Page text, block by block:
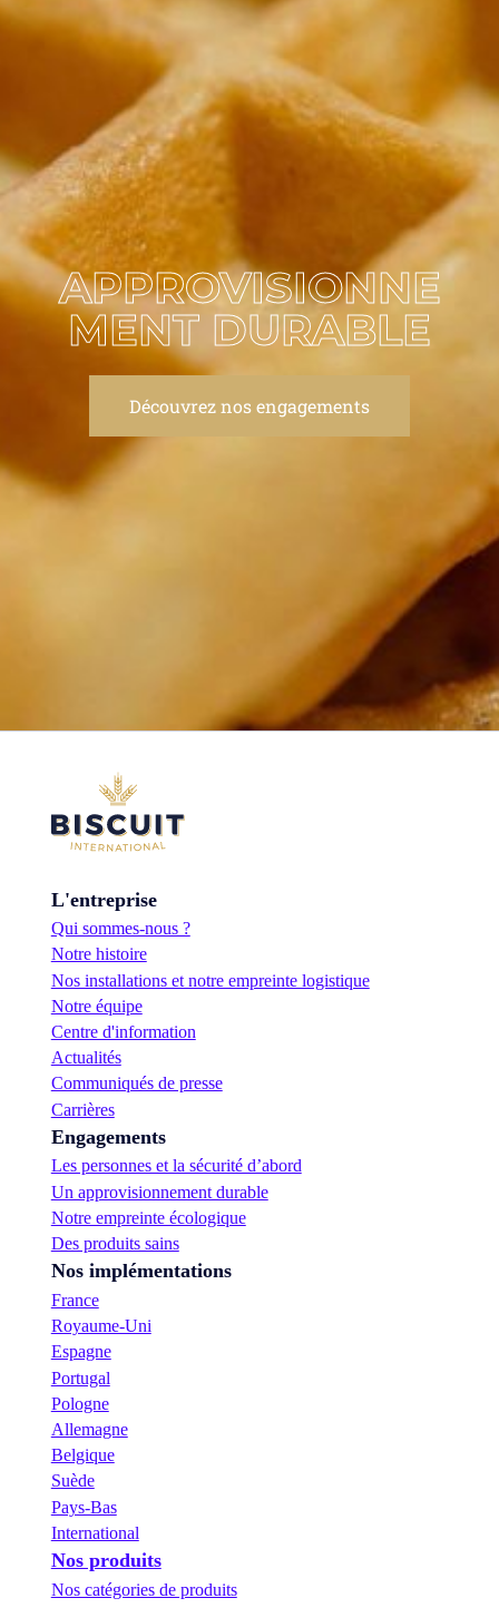
APPROVISIONNE
MENT DURABLE
Découvrez nos engagements
L'entreprise
Qui sommes-nous ?
Notre histoire
Nos installations et notre empreinte logistique
Notre équipe
Centre d'information
Actualités
Communiqués de presse
Carrières
Engagements
Les personnes et la sécurité d’abord
Un approvisionnement durable
Notre empreinte écologique
Des produits sains
Nos implémentations
France
Royaume-Uni
Espagne
Portugal
Pologne
Allemagne
Belgique
Suède
Pays-Bas
International
Nos produits
Nos catégories de produits